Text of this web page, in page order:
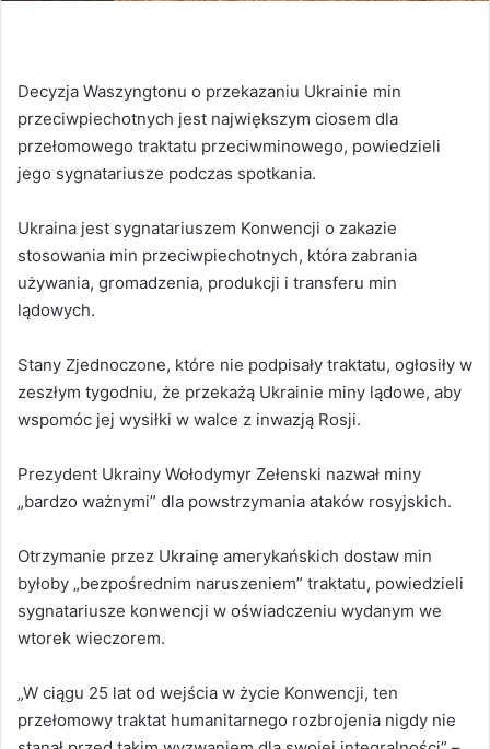
Decyzja Waszyngtonu o przekazaniu Ukrainie min
przeciwpiechotnych jest największym ciosem dla
przełomowego traktatu przeciwminowego, powiedzieli
jego sygnatariusze podczas spotkania.
Ukraina jest sygnatariuszem Konwencji o zakazie
stosowania min przeciwpiechotnych, która zabrania
używania, gromadzenia, produkcji i transferu min
lądowych.
Stany Zjednoczone, które nie podpisały traktatu, ogłosiły w
zeszłym tygodniu, że przekażą Ukrainie miny lądowe, aby
wspomóc jej wysiłki w walce z inwazją Rosji.
Prezydent Ukrainy Wołodymyr Zełenski nazwał miny
„bardzo ważnymi” dla powstrzymania ataków rosyjskich.
Otrzymanie przez Ukrainę amerykańskich dostaw min
byłoby „bezpośrednim naruszeniem” traktatu, powiedzieli
sygnatariusze konwencji w oświadczeniu wydanym we
wtorek wieczorem.
„W ciągu 25 lat od wejścia w życie Konwencji, ten
przełomowy traktat humanitarnego rozbrojenia nigdy nie